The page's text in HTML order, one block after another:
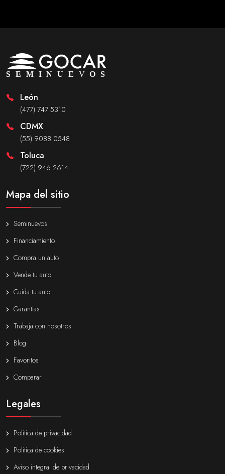
León
(477) 747 5310
CDMX
(55) 9088 0548
Toluca
(722) 946 2614
Mapa del sitio
Seminuevos
Financiamiento
Compra un auto
Vende tu auto
Cuida tu auto
Garantias
Trabaja con nosotros
Blog
Favoritos
Comparar
Legales
Política de privacidad
Politica de cookies
Aviso integral de privacidad